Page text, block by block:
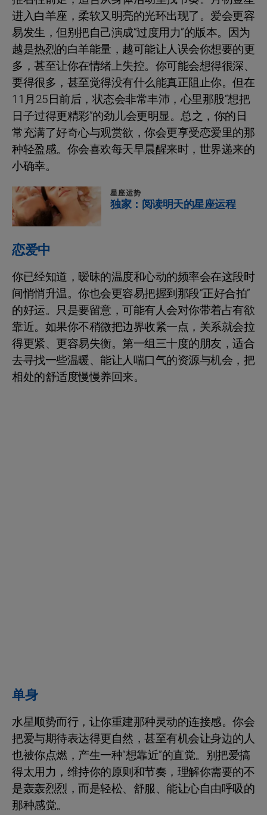
进入白羊座，柔软又明亮的光环出现了。爱会更容
易发生，但别把自己演成“过度用力”的版本。因为
越是热烈的白羊能量，越可能让人误会你想要的更
多，甚至让你在情绪上失控。你可能会想得很深、
要得很多，甚至觉得没有什么能真正阻止你。但在
11月25日前后，状态会非常丰沛，心里那股“想把
日子过得更精彩”的劲儿会更明显。总之，你的日
常充满了好奇心与观赏欲，你会更享受恋爱里的那
种轻盈感。你会喜欢每天早晨醒来时，世界递来的
小确幸。
星座运势
独家：阅读明天的星座运程
恋爱中
你已经知道，暧昧的温度和心动的频率会在这段时
间悄悄升温。你也会更容易把握到那段“正好合拍”
的好运。只是要留意，可能有人会对你带着占有欲
靠近。如果你不稍微把边界收紧一点，关系就会拉
得更紧、更容易失衡。第一组三十度的朋友，适合
去寻找一些温暖、能让人喘口气的资源与机会，把
相处的舒适度慢慢养回来。
单身
水星顺势而行，让你重建那种灵动的连接感。你会
把爱与期待表达得更自然，甚至有机会让身边的人
也被你点燃，产生一种“想靠近”的直觉。别把爱搞
得太用力，维持你的原则和节奏，理解你需要的不
是轰轰烈烈，而是轻松、舒服、能让心自由呼吸的
那种感觉。